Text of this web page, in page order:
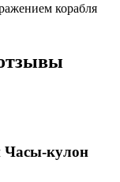
корабля
Часы-кулон